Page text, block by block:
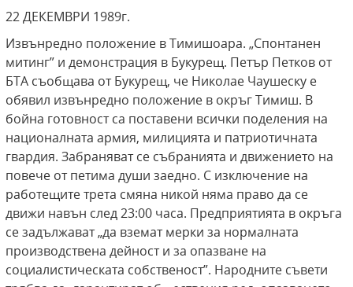
22 ДЕКЕМВРИ 1989г.
Извънредно положение в Тимишоара. „Спонтанен
митинг” и демонстрация в Букурещ. Петър Петков от
БТА съобщава от Букурещ, че Николае Чаушеску е
обявил извънредно положение в окръг Тимиш. В
бойна готовност са поставени всички поделения на
националната армия, милицията и патриотичната
гвардия. Забраняват се събранията и движението на
повече от петима души заедно. С изключение на
работещите трета смяна никой няма право да се
движи навън след 23:00 часа. Предприятията в окръга
се задължават „да вземат мерки за нормалната
производствена дейност и за опазване на
социалистическата собственост”. Народните съвети